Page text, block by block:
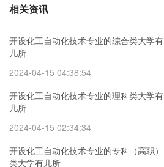
相关资讯
开设化工自动化技术专业的综合类大学有
几所
2024-04-15 04:38:54
开设化工自动化技术专业的理科类大学有
几所
2024-04-15 02:34:34
开设化工自动化技术专业的专科（高职）
类大学有几所